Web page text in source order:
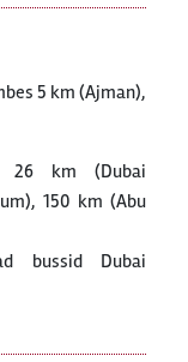
5 km (Ajman),
26 km (Dubai
150 km (Abu
bussid Dubai